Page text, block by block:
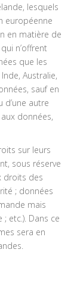
lesquels
européenne
en matière de
n’offrent
que les
Australie,
sauf en
d’une autre
données,
sur leurs
sous réserve
droits des
; données
mais
etc.). Dans ce
sera en